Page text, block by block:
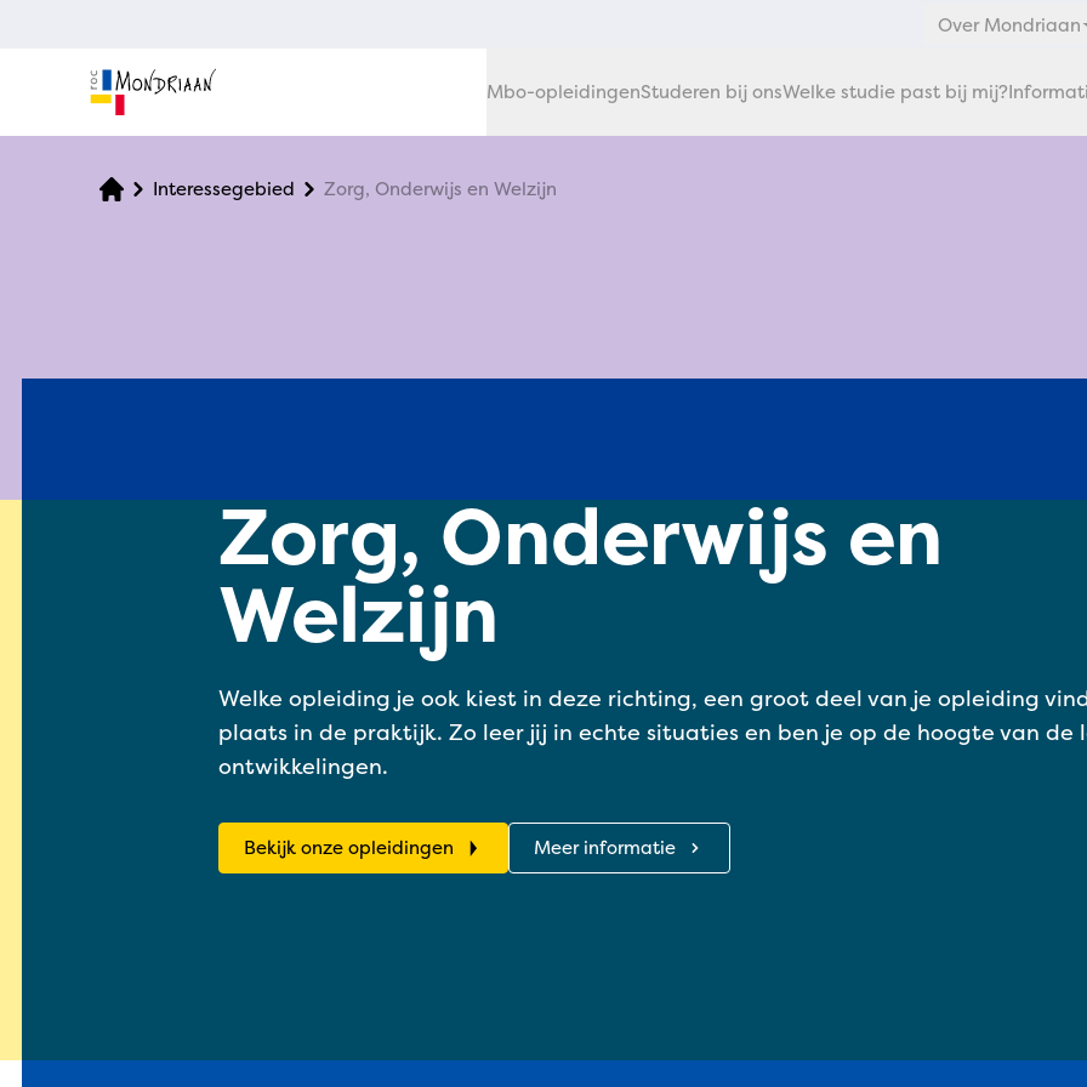
Over Mondriaan
Mbo-opleidingenStuderen bij onsWelke studie past bij mij?
Interessegebied Zorg, Onderwijs en Welzijn
Zorg, Onderwijs en
Welzijn
Welke opleiding je ook kiest in deze richting, een groot deel van je opleiding
plaats in de praktijk. Zo leer jij in echte situaties en ben je op de hoogte van de
ontwikkelingen.
Bekijk onze opleidingen Meer informatie